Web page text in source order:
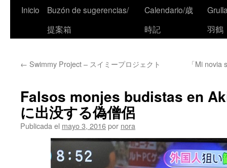
Inicio
Buzón de sugerencias/
提案箱
Calendario/歳
時記
羽鶴
← Swimmy Project – スイミープロジェクト 「Mi
Falsos monjes budistas en
に出没する偽僧侶
Publicada el mayo 3, 2016por nora